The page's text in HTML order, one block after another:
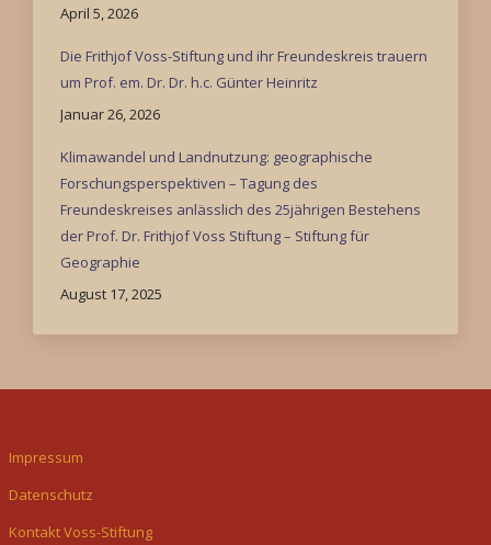
April 5, 2026
Die Frithjof Voss-Stiftung und ihr Freundeskreis trauern
um Prof. em. Dr. Dr. h.c. Günter Heinritz
Januar 26, 2026
Klimawandel und Landnutzung: geographische
Forschungsperspektiven – Tagung des
Freundeskreises anlässlich des 25jährigen Bestehens
der Prof. Dr. Frithjof Voss Stiftung – Stiftung für
Geographie
August 17, 2025
Impressum
Datenschutz
Kontakt Voss-Stiftung